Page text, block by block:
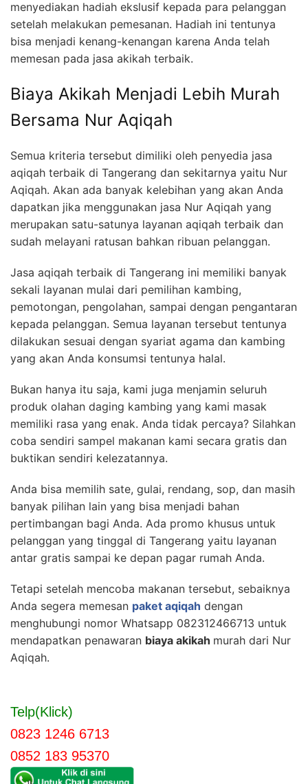
menyediakan hadiah ekslusif kepada para pelanggan
setelah melakukan pemesanan. Hadiah ini tentunya
bisa menjadi kenang-kenangan karena Anda telah
memesan pada jasa akikah terbaik.
Biaya Akikah Menjadi Lebih Murah
Bersama Nur Aqiqah
Semua kriteria tersebut dimiliki oleh penyedia jasa
aqiqah terbaik di Tangerang dan sekitarnya yaitu Nur
Aqiqah. Akan ada banyak kelebihan yang akan Anda
dapatkan jika menggunakan jasa Nur Aqiqah yang
merupakan satu-satunya layanan aqiqah terbaik dan
sudah melayani ratusan bahkan ribuan pelanggan.
Jasa aqiqah terbaik di Tangerang ini memiliki banyak
sekali layanan mulai dari pemilihan kambing,
pemotongan, pengolahan, sampai dengan pengantaran
kepada pelanggan. Semua layanan tersebut tentunya
dilakukan sesuai dengan syariat agama dan kambing
yang akan Anda konsumsi tentunya halal.
Bukan hanya itu saja, kami juga menjamin seluruh
produk olahan daging kambing yang kami masak
memiliki rasa yang enak. Anda tidak percaya? Silahkan
coba sendiri sampel makanan kami secara gratis dan
buktikan sendiri kelezatannya.
Anda bisa memilih sate, gulai, rendang, sop, dan masih
banyak pilihan lain yang bisa menjadi bahan
pertimbangan bagi Anda. Ada promo khusus untuk
pelanggan yang tinggal di Tangerang yaitu layanan
antar gratis sampai ke depan pagar rumah Anda.
Tetapi setelah mencoba makanan tersebut, sebaiknya
Anda segera memesan paket aqiqah dengan
menghubungi nomor Whatsapp 082312466713 untuk
mendapatkan penawaran biaya akikah murah dari Nur
Aqiqah.
Telp(Klick)
0823 1246 6713
0852 183 95370